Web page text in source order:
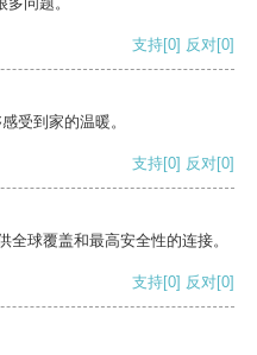
支持[0] 反对[0]
受到家的温暖。
支持[0] 反对[0]
球覆盖和最高安全性的连接。
支持[0] 反对[0]